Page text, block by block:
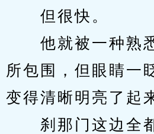
但很快。
他就被一种熟悉
所包围，但眼睛一
变得清晰明亮了起
刹那门这边全都